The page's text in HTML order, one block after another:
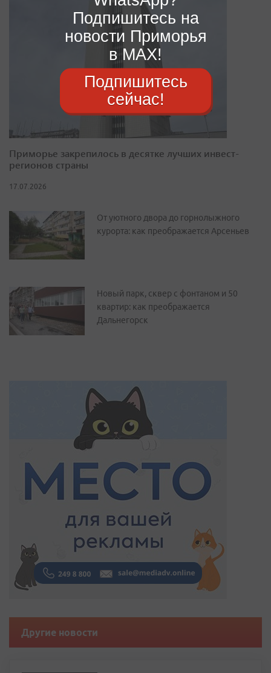
Приморье закрепилось в десятке лучших инвест-
регионов страны
17.07.2026
От уютного двора до горнолыжного
курорта: как преображается Арсеньев
Новый парк, сквер с фонтаном и 50
квартир: как преображается
Дальнегорск
Другие новости
Подпишитесь на
новости Приморья
в MAX!
Подпишитесь
сейчас!